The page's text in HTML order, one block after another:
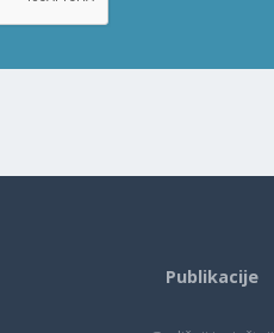
Publikacije